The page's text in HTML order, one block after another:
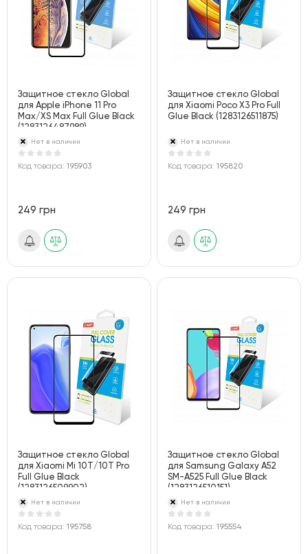
Защитное стекло Global
для Apple iPhone 11 Pro
Max/XS Max Full Glue Black
(1283126487989)
Нет в наличии
Код товара: 195903
249 грн
Защитное стекло Global
для Xiaomi Poco X3 Pro Full
Glue Black (1283126511875)
Нет в наличии
Код товара:195820
249 грн
Защитное стекло Global
для Xiaomi Mi 10T/10T Pro
Full Glue Black
(1283126509902)
Нет в наличии
Код товара: 195758
Защитное стекло Global
для Samsung Galaxy A52
SM-A525 Full Glue Black
(1283126510151)
Нет в наличии
Код товара:195554